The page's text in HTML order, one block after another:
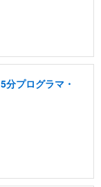
プログラマ・